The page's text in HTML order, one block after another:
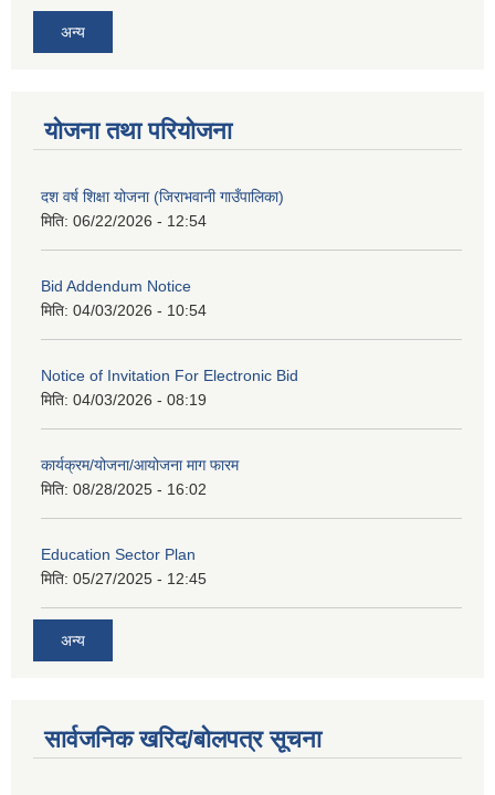
अन्य
योजना तथा परियोजना
दश वर्ष शिक्षा योजना (जिराभवानी गाउँपालिका)
मिति: 06/22/2026 - 12:54
Bid Addendum Notice
मिति: 04/03/2026 - 10:54
Notice of Invitation For Electronic Bid
मिति: 04/03/2026 - 08:19
कार्यक्रम/योजना/आयोजना माग फारम
मिति: 08/28/2025 - 16:02
Education Sector Plan
मिति: 05/27/2025 - 12:45
अन्य
सार्वजनिक खरिद/बोलपत्र सूचना